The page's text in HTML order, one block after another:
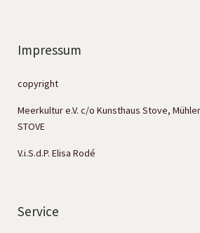
Impressum
copyright
Meerkultur e.V. c/o Kunsthaus Stove,
STOVE
V.i.S.d.P. Elisa Rodé
Service